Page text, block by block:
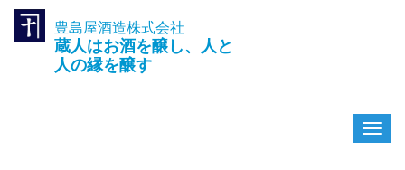
豊島屋酒造株式会社
蔵人はお酒を醸し、人と
人の縁を醸す
ナ